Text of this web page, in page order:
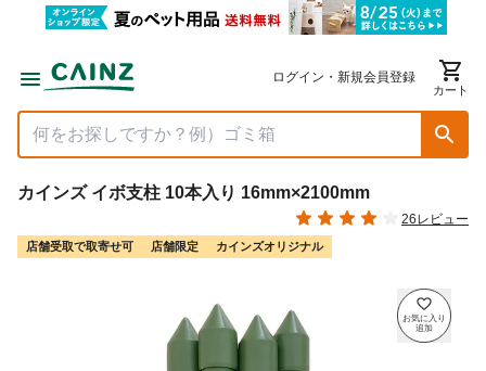
ログイン・新規会員登録
カート
カインズ イボ支柱 10本入り 16mm×2100mm
26レビュー
店舗受取で取寄せ可 店舗限定 カインズオリジナル